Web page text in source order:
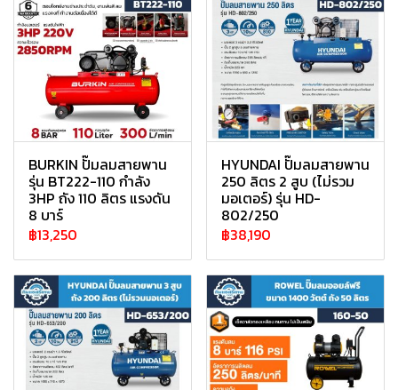
BURKIN ปั๊มลมสายพาน
รุ่น BT222-110 กำลัง
3HP ถัง 110 ลิตร แรงดัน
8 บาร์
฿13,250
HYUNDAI ปั๊มลมสายพาน
250 ลิตร 2 สูบ (ไม่รวม
มอเตอร์) รุ่น HD-
802/250
฿38,190